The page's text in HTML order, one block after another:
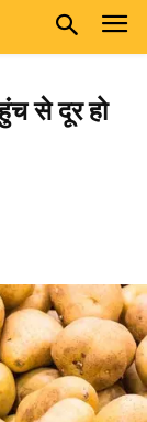
से दूर हो